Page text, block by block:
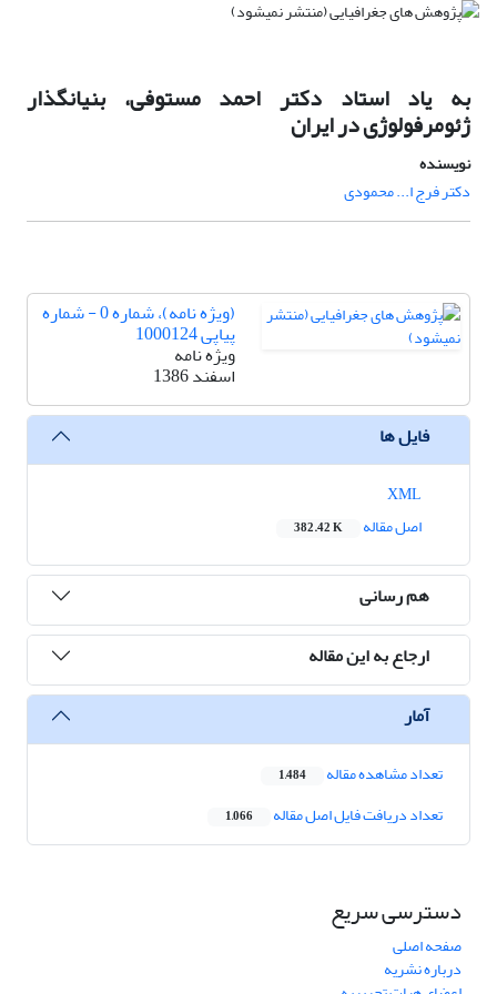
به یاد استاد دکتر احمد مستوفی،‌ بنیانگذار
ژئومرفولوژی در ایران
نویسنده
دکتر فرج ا... محمودی
(ویژه نامه)، شماره 0 - شماره
پیاپی 1000124
ویژه نامه
اسفند 1386
فایل ها
اصل مقاله
382.42 K
هم رسانی
ارجاع به این مقاله
آمار
تعداد مشاهده مقاله 1,484
تعداد دریافت فایل اصل مقاله 1,066
دسترسی سریع
صفحه اصلی
درباره نشریه